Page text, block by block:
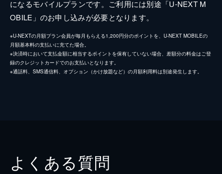
になるモバイルプランです。ご利用には別途「U-NEXT M
OBILE」のお申し込みが必要となります。
※U-NEXTの月額プラン会員が毎月もらえる1,200円分のポイントを、U-NEXT MOBILEの
月額基本料の支払いに充てた場合。
※決済時において支払金額に相当するポイントを保有していない場合、差額分の料金はご登
録のクレジットカードでのお支払いとなります。
※通話料、SMS通信料、オプション（かけ放題など）の月額利用料は別途発生します。
よくある質問